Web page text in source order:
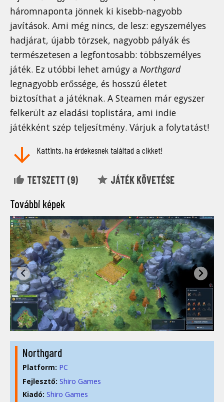
háromnaponta jönnek ki kisebb-nagyobb
javítások. Ami még nincs, de lesz: egyszemélyes
hadjárat, újabb törzsek, nagyobb pályák és
természetesen a legfontosabb: többszemélyes
játék. Ez utóbbi lehet amúgy a Northgard
legnagyobb erőssége, és hosszú életet
biztosíthat a játéknak. A Steamen már egyszer
felkerült az eladási toplistára, ami indie
játékként szép teljesítmény. Várjuk a folytatást!
Kattints, ha érdekesnek találtad a cikket!
TETSZETT (9) JÁTÉK KÖVETÉSE
További képek
Northgard
Platform: PC
Fejlesztő: Shiro Games
Kiadó: Shiro Games